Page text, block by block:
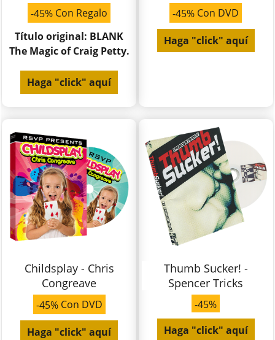
-45% Con Regalo
Título original: BLANK
The Magic of Craig Petty.
Haga "click" aquí
-45% Con DVD
Haga "click" aquí
Childsplay - Chris
Congreave
-45% Con DVD
Haga "click" aquí
Thumb Sucker! -
Spencer Tricks
-45%
Haga "click" aquí